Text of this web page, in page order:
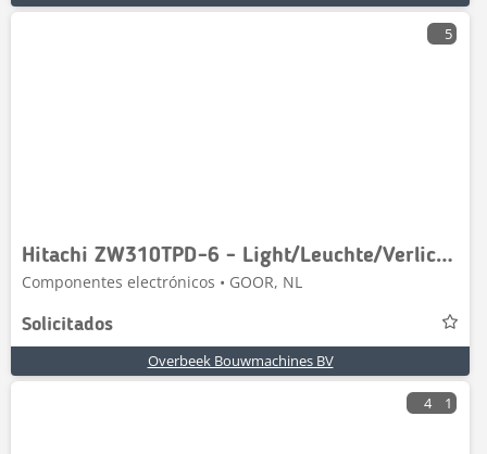
5
Hitachi ZW310TPD-6 - Light/Leuchte/Verlichting
Componentes electrónicos • GOOR, NL
Solicitados
Overbeek Bouwmachines BV
4 1